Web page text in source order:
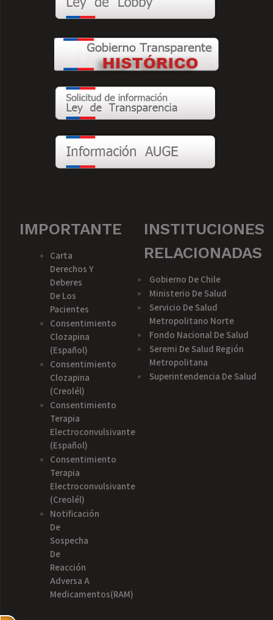
IMPORTANTE
Carta
Derechos Y
Deberes
De Los
Pacientes
Consentimiento
Clozapina
(español)
Consentimiento
Clozapina
(creolél)
Consentimiento
Terapia
Electroconvulsivante
(español)
Consentimiento
Terapia
Electroconvulsivante
(creolél)
Notificación
De
Sospecha
De
Reacción
Adversa A
Medicamentos(RAM)
INSTITUCIONES
RELACIONADAS
Gobierno De Chile
Ministerio De Salud
Servicio De Salud
Metropolitano Norte
Fondo Nacional De Salud
Seremi De Salud Región
Metropolitana
Superintendencia De Salud